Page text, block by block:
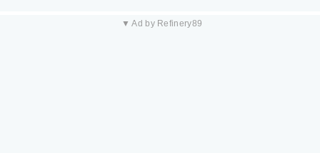
▼ Ad by Refinery89